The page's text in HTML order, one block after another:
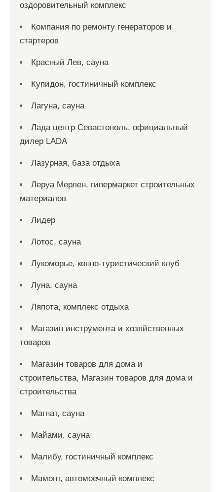
оздоровительный комплекс
Компания по ремонту генераторов и
стартеров
Красный Лев, сауна
Купидон, гостиничный комплекс
Лагуна, сауна
Лада центр Севастополь, официальный
дилер LADA
Лазурная, база отдыха
Леруа Мерлен, гипермаркет строительных
материалов
Лидер
Лотос, сауна
Лукоморье, конно-туристический клуб
Луна, сауна
Ляпота, комплекс отдыха
Магазин инструмента и хозяйственных
товаров
Магазин товаров для дома и
строительства, Магазин товаров для дома и
строительства
Магнат, сауна
Майами, сауна
Малибу, гостиничный комплекс
Мамонт, автомоечный комплекс